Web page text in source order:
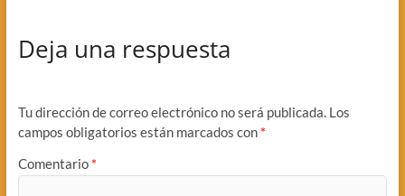
Deja una respuesta
Tu dirección de correo electrónico no será publicada. Los
campos obligatorios están marcados con *
Comentario *